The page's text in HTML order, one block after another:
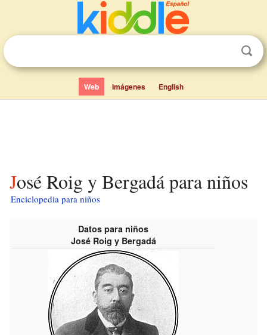
Web Imágenes English
José Roig y Bergadá para niños
Enciclopedia para niños
Datos para niños
José Roig y Bergadá